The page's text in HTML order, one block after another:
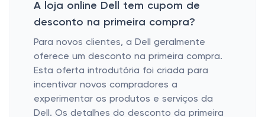
A loja online Dell tem cupom de
desconto na primeira compra?
Para novos clientes, a Dell geralmente
oferece um desconto na primeira compra.
Esta oferta introdutória foi criada para
incentivar novos compradores a
experimentar os produtos e serviços da
Dell. Os detalhes do desconto da primeira